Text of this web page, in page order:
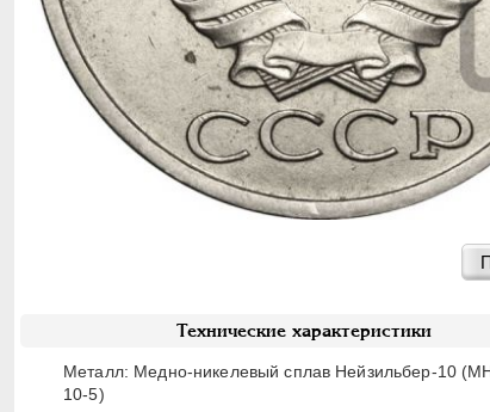
Технические характеристики
Металл: Медно-никелевый сплав Нейзильбер-10
10-5)